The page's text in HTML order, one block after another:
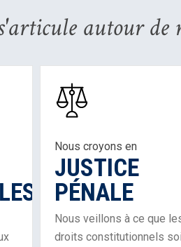
autour de
Nous croyons en
JUSTICE
PÉNALE
Nous veillons à ce que
droits constitutionnels
About
Justice